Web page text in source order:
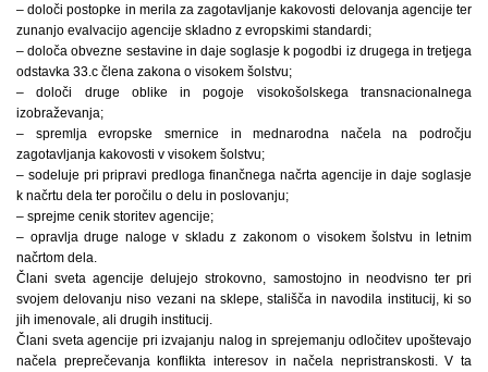
– določi postopke in merila za zagotavljanje kakovosti delovanja agencije ter
zunanjo evalvacijo agencije skladno z evropskimi standardi;
– določa obvezne sestavine in daje soglasje k pogodbi iz drugega in tretjega
odstavka 33.c člena zakona o visokem šolstvu;
– določi druge oblike in pogoje visokošolskega transnacionalnega
izobraževanja;
– spremlja evropske smernice in mednarodna načela na področju
zagotavljanja kakovosti v visokem šolstvu;
– sodeluje pri pripravi predloga finančnega načrta agencije in daje soglasje
k načrtu dela ter poročilu o delu in poslovanju;
– sprejme cenik storitev agencije;
– opravlja druge naloge v skladu z zakonom o visokem šolstvu in letnim
načrtom dela.
Člani sveta agencije delujejo strokovno, samostojno in neodvisno ter pri
svojem delovanju niso vezani na sklepe, stališča in navodila institucij, ki so
jih imenovale, ali drugih institucij.
Člani sveta agencije pri izvajanju nalog in sprejemanju odločitev upoštevajo
načela preprečevanja konflikta interesov in načela nepristranskosti. V ta